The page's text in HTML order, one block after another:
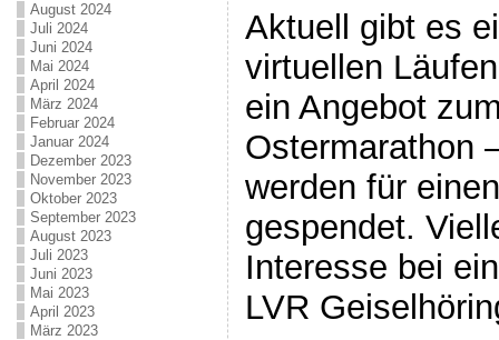
August 2024
Juli 2024
Juni 2024
Mai 2024
April 2024
März 2024
Februar 2024
Januar 2024
Dezember 2023
November 2023
Oktober 2023
September 2023
August 2023
Juli 2023
Juni 2023
Mai 2023
April 2023
März 2023
Aktuell gibt es
virtuellen
ein Angebot
Ostermarathon
werden für
gespendet.
Interesse bei
LVR